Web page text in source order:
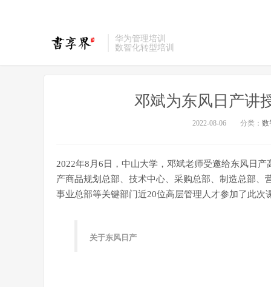
华为管理培训
数智化转型培训
邓斌为东风日产讲
2022-08-06 分类： 数
2022年8月6日，中山大学，邓斌老师受邀给东风日
产商品规划总部、技术中心、采购总部、制造总部
事业总部等关键部门近20位高层管理人才参加了此次
关于东风日产